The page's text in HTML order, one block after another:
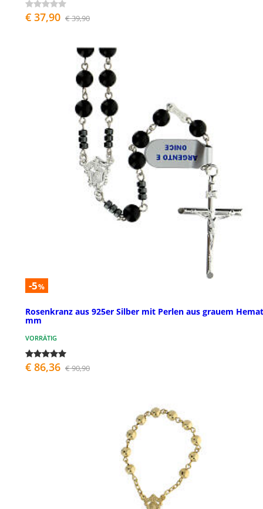
€ 37,90 € 39,90
-5%
Rosenkranz aus 925er Silber mit Perlen aus grauem
mm
VORRÄTIG
€ 86,36 € 90,90